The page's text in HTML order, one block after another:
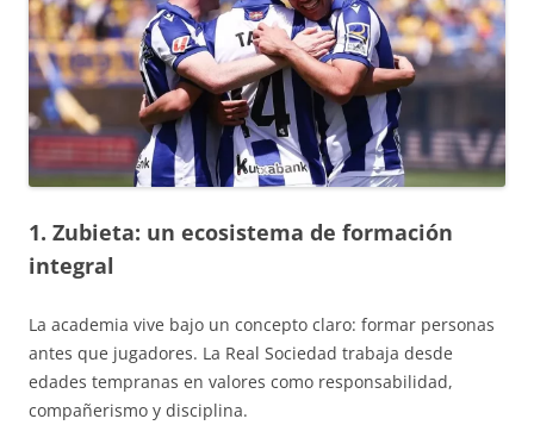
1. Zubieta: un ecosistema de formación
integral
La academia vive bajo un concepto claro: formar personas
antes que jugadores. La Real Sociedad trabaja desde
edades tempranas en valores como responsabilidad,
compañerismo y disciplina.